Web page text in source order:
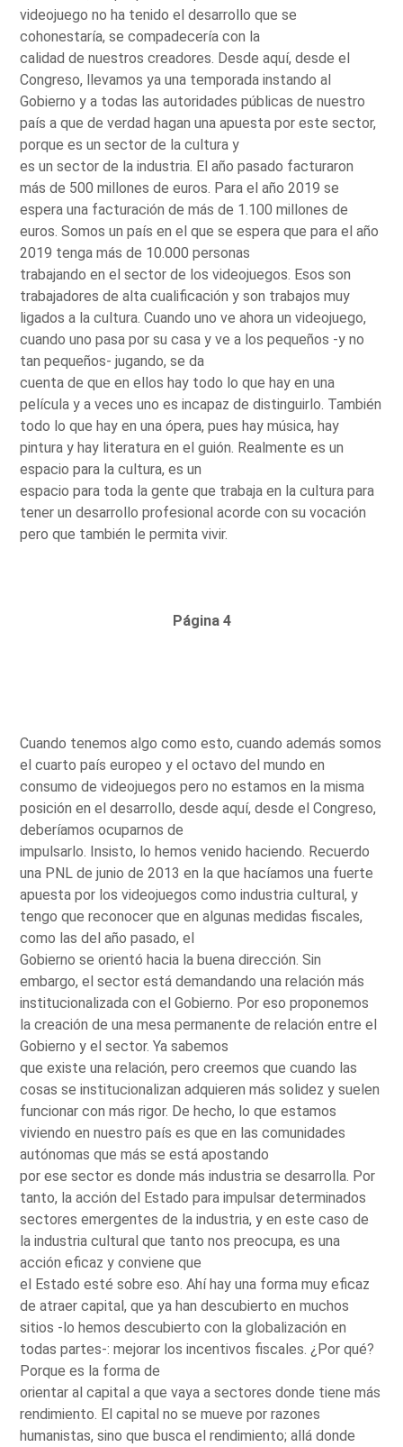
videojuego no ha tenido el desarrollo que se
cohonestaría, se compadecería con la
calidad de nuestros creadores. Desde aquí, desde el
Congreso, llevamos ya una temporada instando al
Gobierno y a todas las autoridades públicas de nuestro
país a que de verdad hagan una apuesta por este sector,
porque es un sector de la cultura y
es un sector de la industria. El año pasado facturaron
más de 500 millones de euros. Para el año 2019 se
espera una facturación de más de 1.100 millones de
euros. Somos un país en el que se espera que para el año
2019 tenga más de 10.000 personas
trabajando en el sector de los videojuegos. Esos son
trabajadores de alta cualificación y son trabajos muy
ligados a la cultura. Cuando uno ve ahora un videojuego,
cuando uno pasa por su casa y ve a los pequeños -y no
tan pequeños- jugando, se da
cuenta de que en ellos hay todo lo que hay en una
película y a veces uno es incapaz de distinguirlo. También
todo lo que hay en una ópera, pues hay música, hay
pintura y hay literatura en el guión. Realmente es un
espacio para la cultura, es un
espacio para toda la gente que trabaja en la cultura para
tener un desarrollo profesional acorde con su vocación
pero que también le permita vivir.
Página 4
Cuando tenemos algo como esto, cuando además somos
el cuarto país europeo y el octavo del mundo en
consumo de videojuegos pero no estamos en la misma
posición en el desarrollo, desde aquí, desde el Congreso,
deberíamos ocuparnos de
impulsarlo. Insisto, lo hemos venido haciendo. Recuerdo
una PNL de junio de 2013 en la que hacíamos una fuerte
apuesta por los videojuegos como industria cultural, y
tengo que reconocer que en algunas medidas fiscales,
como las del año pasado, el
Gobierno se orientó hacia la buena dirección. Sin
embargo, el sector está demandando una relación más
institucionalizada con el Gobierno. Por eso proponemos
la creación de una mesa permanente de relación entre el
Gobierno y el sector. Ya sabemos
que existe una relación, pero creemos que cuando las
cosas se institucionalizan adquieren más solidez y suelen
funcionar con más rigor. De hecho, lo que estamos
viviendo en nuestro país es que en las comunidades
autónomas que más se está apostando
por ese sector es donde más industria se desarrolla. Por
tanto, la acción del Estado para impulsar determinados
sectores emergentes de la industria, y en este caso de
la industria cultural que tanto nos preocupa, es una
acción eficaz y conviene que
el Estado esté sobre eso. Ahí hay una forma muy eficaz
de atraer capital, que ya han descubierto en muchos
sitios -lo hemos descubierto con la globalización en
todas partes-: mejorar los incentivos fiscales. ¿Por qué?
Porque es la forma de
orientar al capital a que vaya a sectores donde tiene más
rendimiento. El capital no se mueve por razones
humanistas, sino que busca el rendimiento; allá donde